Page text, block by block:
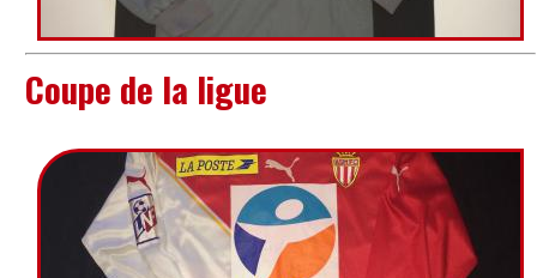
Coupe de la ligue